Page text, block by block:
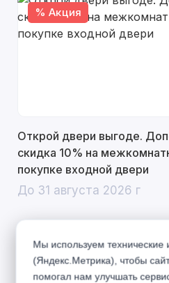
% Акция
Открой двери выгоде.
скидка 10% на
покупке входной двери
До 31 августа 2026 г
Описание
Мы используем технические
(Яндекс.Метрика), чтобы
помогал нам улучшать